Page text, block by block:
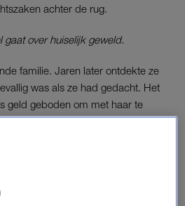
achter de rug.
gaat over huiselijk geweld.
familie. Jaren later ontdekte ze
was als ze had gedacht. Het
geld geboden om met haar te
haar pas toen ze probeerde
dacht altijd dat uithuwelijken en
in biculturele kringen, maar
jeugd kende eveneens